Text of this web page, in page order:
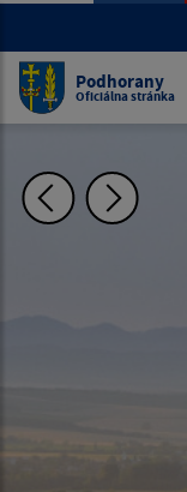
Podhorany
Oficiálna stránka